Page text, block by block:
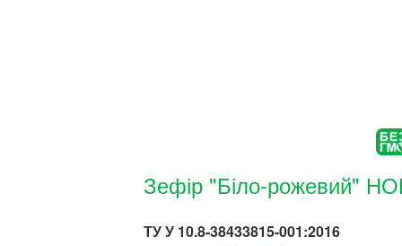
Зефір "Біло-рожевий"
ТУ У 10.8-38433815-001:2016